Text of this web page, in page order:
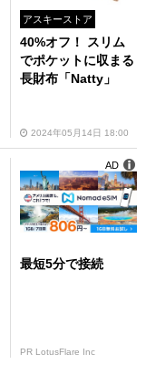
アスキーストア
40%オフ！ スリム
でポケットに収まる
長財布「Natty」
2024年05月14日 18:00
最短5分で接続
PR LotusFlare Inc
AD